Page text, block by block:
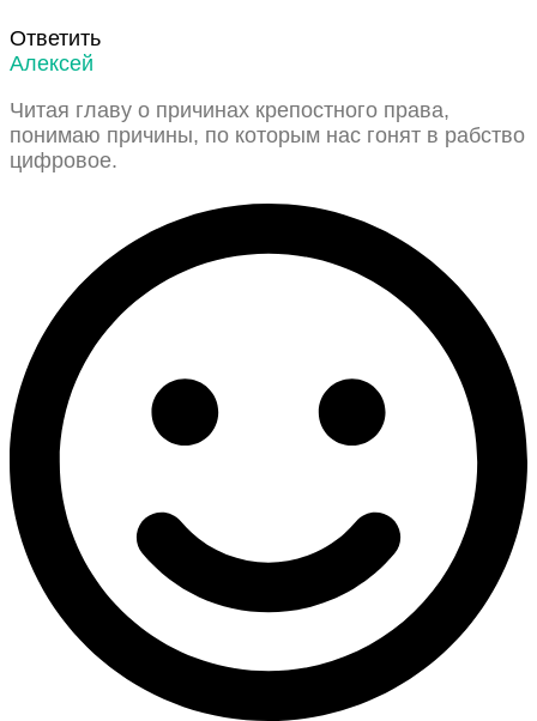
Ответить
Алексей
Читая главу о причинах крепостного права,
понимаю причины, по которым нас гонят в рабство
цифровое.